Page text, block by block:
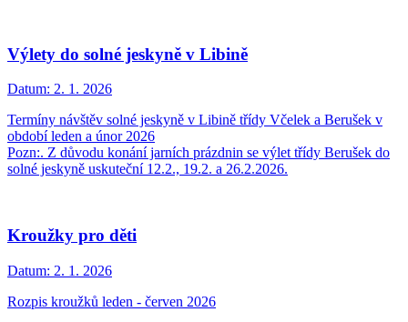
Výlety do solné jeskyně v Libině
Datum: 2. 1. 2026
Termíny návštěv solné jeskyně v Libině třídy Včelek a Berušek v
období leden a únor 2026
Pozn:. Z důvodu konání jarních prázdnin se výlet třídy Berušek do
solné jeskyně uskuteční 12.2., 19.2. a 26.2.2026.
Kroužky pro děti
Datum: 2. 1. 2026
Rozpis kroužků leden - červen 2026